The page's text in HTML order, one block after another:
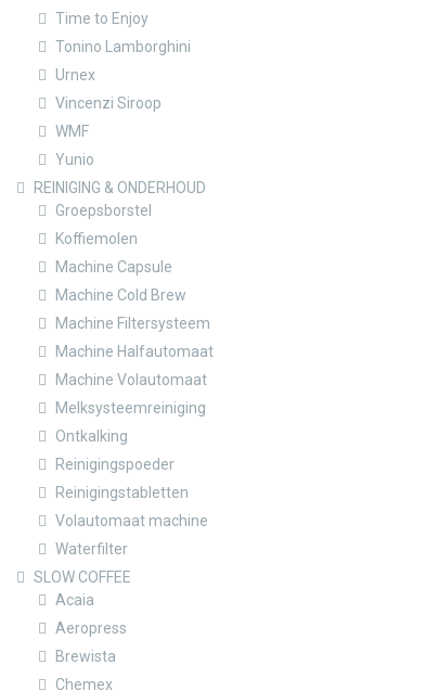
Time to Enjoy
Tonino Lamborghini
Urnex
Vincenzi Siroop
WMF
Yunio
REINIGING & ONDERHOUD
Groepsborstel
Koffiemolen
Machine Capsule
Machine Cold Brew
Machine Filtersysteem
Machine Halfautomaat
Machine Volautomaat
Melksysteemreiniging
Ontkalking
Reinigingspoeder
Reinigingstabletten
Volautomaat machine
Waterfilter
SLOW COFFEE
Acaia
Aeropress
Brewista
Chemex